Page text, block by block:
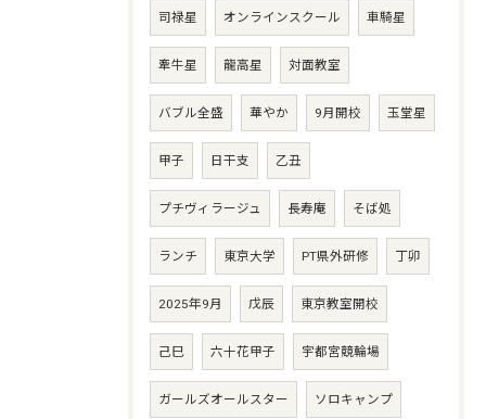
司禄星 オンラインスクール 車騎星
牽牛星 龍高星 対面教室
バブル全盛 華やか 9月開校 玉堂星
甲子 日干支 乙丑
プチヴィラージュ 長寿庵 そば処
ランチ 東京大学 PT県外研修 丁卯
2025年9月 戊辰 東京教室開校
己巳 六十花甲子 宇都宮競輪場
ガールズオールスター ソロキャンプ